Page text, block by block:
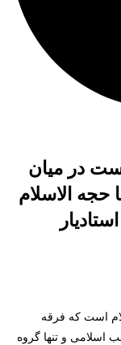
در میان
الاسلام
است که فرقه
اسلامی و تنها گروه